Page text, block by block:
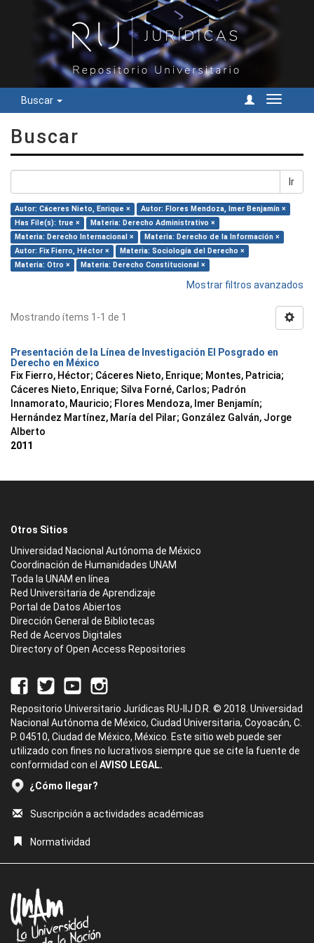
Buscar
Cambiar
Buscar
Ir
Autor: Cáceres Nieto, Enrique ×
Autor: Flores Mendoza, Imer Benjamín ×
Has File(s): true ×
Materia: Derecho Administrativo ×
Materia: Derecho Internacional ×
Materia: Derecho de la Información ×
Autor: Fix Fierro, Héctor ×
Materia: Sociología del Derecho ×
Materia: Otro ×
Materia: Derecho Constitucional ×
Mostrar filtros avanzados
Mostrando ítems 1-1 de 1
Presentación de la Línea de Investigación El Posgrado en
Derecho en México
Fix Fierro, Héctor; Cáceres Nieto, Enrique; Montes, Patricia;
Cáceres Nieto, Enrique; Silva Forné, Carlos; Padrón
Innamorato, Mauricio; Flores Mendoza, Imer Benjamín;
Hernández Martínez, María del Pilar; González Galván, Jorge
Alberto
2011
Otros Sitios
Universidad Nacional Autónoma de México
Coordinación de Humanidades UNAM
Toda la UNAM en línea
Red Universitaria de Aprendizaje
Portal de Datos Abiertos
Dirección General de Bibliotecas
Red de Acervos Digitales
Directory of Open Access Repositories
Repositorio Universitario Jurídicas RU-IIJ D.R. © 2018. Universidad
Nacional Autónoma de México, Ciudad Universitaria, Coyoacán, C.
P. 04510, Ciudad de México, México. Este sitio web puede ser
utilizado con fines no lucrativos siempre que se cite la fuente de
conformidad con el AVISO LEGAL.
¿Cómo llegar?
Suscripción a actividades académicas
Normatividad